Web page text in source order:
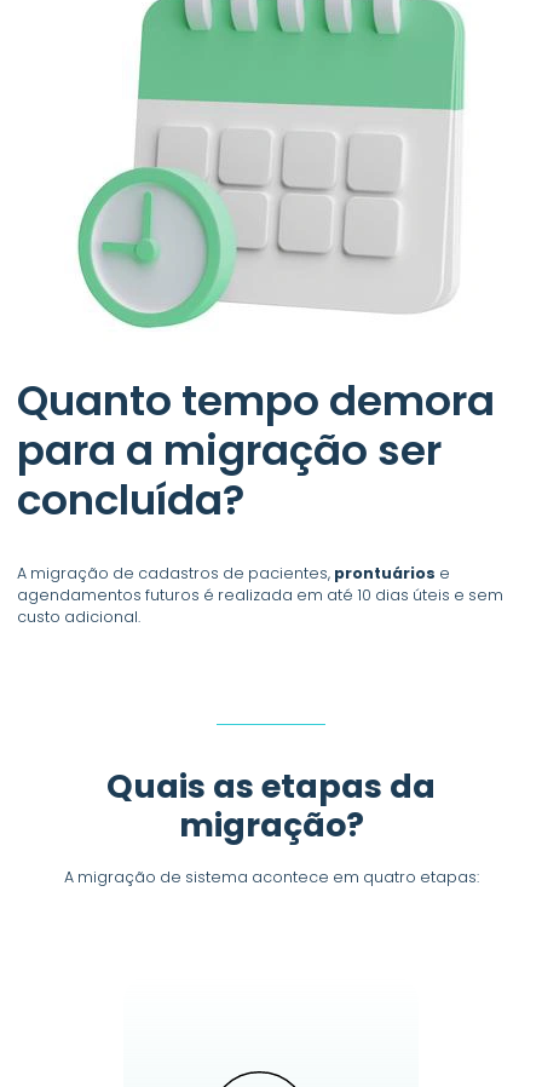
Quanto tempo demora
para a migração ser
concluída?
A migração de cadastros de pacientes, prontuários e
agendamentos futuros é realizada em até 10 dias úteis e sem
custo adicional.
Quais as etapas da
migração?
A migração de sistema acontece em quatro etapas: